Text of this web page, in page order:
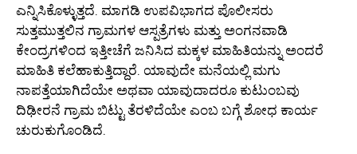
ಎನ್ನಿಸಿಕೊಳ್ಳುತ್ತದೆ. ಮಾಗಡಿ ಉಪವಿಭಾಗದ ಪೊಲೀಸರು
ಸುತ್ತಮುತ್ತಲಿನ ಗ್ರಾಮಗಳ ಆಸ್ಪತ್ರೆಗಳು ಮತ್ತು ಅಂಗನವಾಡಿ
ಕೇಂದ್ರಗಳಿಂದ ಇತ್ತೀಚೆಗೆ ಜನಿಸಿದ ಮಕ್ಕಳ ಮಾಹಿತಿಯನ್ನು ಅಂದರೆ
ಮಾಹಿತಿ ಕಲೆಹಾಕುತ್ತಿದ್ದಾರೆ. ಯಾವುದೇ ಮನೆಯಲ್ಲಿ ಮಗು
ನಾಪತ್ತೆಯಾಗಿದೆಯೇ ಅಥವಾ ಯಾವುದಾದರೂ ಕುಟುಂಬವು
ದಿಢೀರನೆ ಗ್ರಾಮ ಬಿಟ್ಟು ತೆರಳಿದೆಯೇ ಎಂಬ ಬಗ್ಗೆ ಶೋಧ ಕಾರ್ಯ
ಚುರುಕುಗೊಂಡಿದೆ.